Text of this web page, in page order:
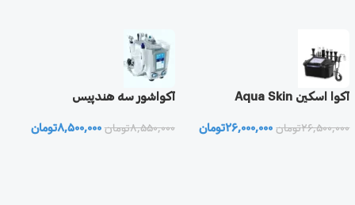
آکوا اسکین Aqua Skin
26,500,000تومان 26,000,000تومان
آکواشور سه هندپیس
8,550,000تومان 8,500,000تومان